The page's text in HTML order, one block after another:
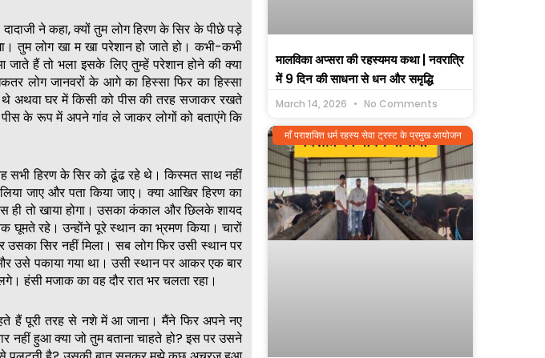
ने कहा, क्यों तुम लोग हिरण के सिर के पीछे पड़े
तुम लोग खा म खा परेशान हो जाते हो। कभी-कभी
हैं तो भला इसके लिए तुम्हें परेशान होने की क्या
लोग जानवरों के आगे का हिस्सा फिर का हिस्सा
अथवा घर में किसी को पीस की तरह सजाकर रखते
के रूप में अपने गांव ले जाकर लोगों को बताएंगे कि
सभी हिरण के सिर को ढूंढ रहे थे। किस्मत साथ नहीं
जाए और पता किया जाए। क्या आखिर हिरण का
ही तो खाया होगा। उसका कंकाल और छिलके शायद
रहे। उन्होंने पूरे स्थान का भ्रमण किया। चारों
सिर नहीं मिला। सब लोग फिर उसी स्थान पर
उसे पकाया गया था। उसी स्थान पर आकर एक बार
हंसी मजाक का वह दौर रात भर चलता रहा।
हैं पूरी तरह से नशे में आ जाना। मैंने फिर अपने नए
हुआ क्या जो तुम बताना चाहते हो? इस पर उसने
मालविका अप्सरा की रहस्यमय कथा | नवरात्रि
में 9 दिन की साधना से धन और समृद्धि
March 14, 2026 No Comments
माँ पराशक्ति धर्म रहस्य सेवा ट्रस्ट के प्रमुख आयोजन